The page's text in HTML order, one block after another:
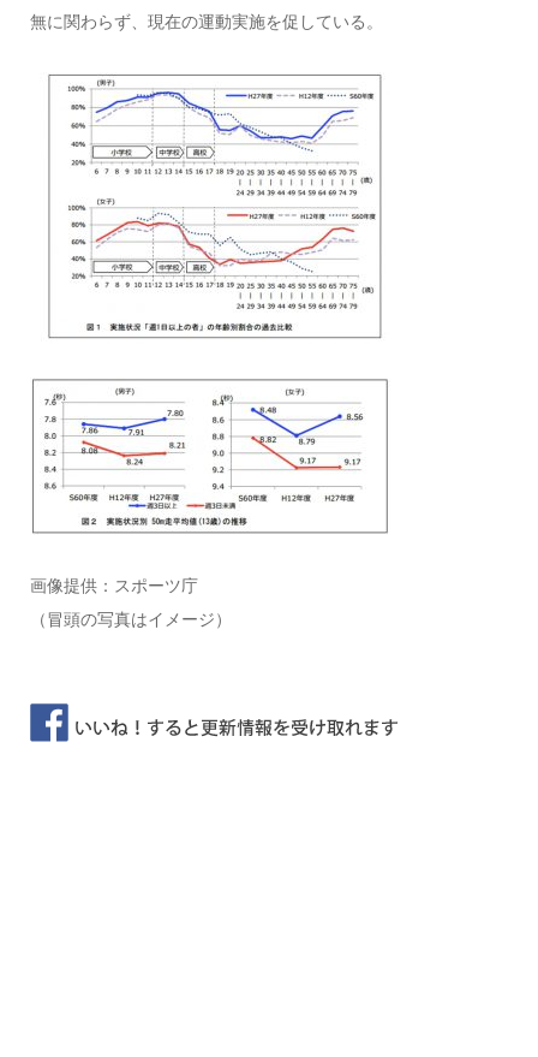
無に関わらず、現在の運動実施を促している。
画像提供：スポーツ庁
（冒頭の写真はイメージ）